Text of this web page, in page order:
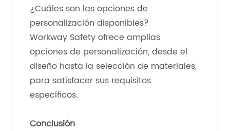
¿Cuáles son las opciones de
personalización disponibles?
Workway Safety ofrece amplias
opciones de personalización, desde el
diseño hasta la selección de materiales,
para satisfacer sus requisitos
específicos.
Conclusión